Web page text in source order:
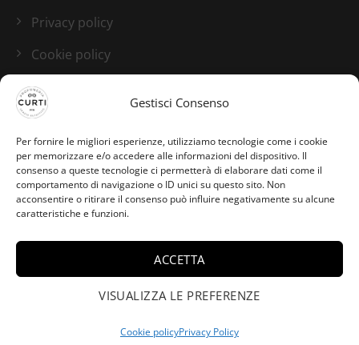
Gestisci Consenso
Per fornire le migliori esperienze, utilizziamo tecnologie come i cookie
per memorizzare e/o accedere alle informazioni del dispositivo. Il
consenso a queste tecnologie ci permetterà di elaborare dati come il
comportamento di navigazione o ID unici su questo sito. Non
acconsentire o ritirare il consenso può influire negativamente su alcune
caratteristiche e funzioni.
ACCETTA
VISUALIZZA LE PREFERENZE
Cookie policyPrivacy Policy
Privacy policy
Cookie policy
Blog
I nostri canali social
Credits:Studio GTomasselli.it
SABRINA da VALEGGIO
ha acquistato Blenheim
100ml.